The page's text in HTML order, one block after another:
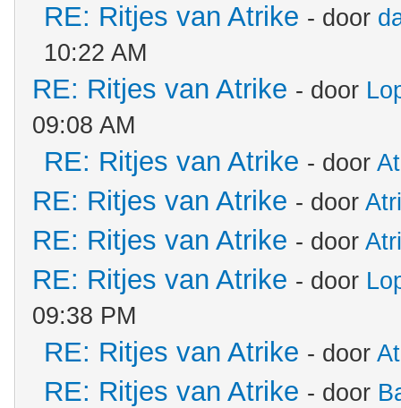
RE: Ritjes van Atrike - door
10:22 AM
RE: Ritjes van Atrike - door
09:08 AM
RE: Ritjes van Atrike - door
RE: Ritjes van Atrike - door
RE: Ritjes van Atrike - door
RE: Ritjes van Atrike - door
09:38 PM
RE: Ritjes van Atrike - door
RE: Ritjes van Atrike - door